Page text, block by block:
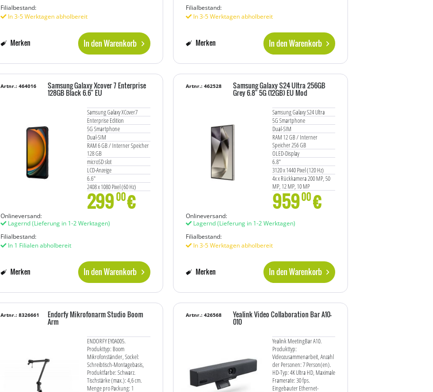
Filialbestand:
In 3-5 Werktagen abholbereit
In den Warenkorb
Merken
Filialbestand:
In 3-5 Werktagen abholbereit
In den Warenkorb
Merken
Samsung Galaxy Xcover 7 Enterprise
128GB Black 6.6" EU
Samsung Galaxy XCover7
Enterprise Edition
5G Smartphone
Dual-SIM
RAM 6 GB / Interner Speicher
128 GB
microSD slot
LCD-Anzeige
6.6"
2408 x 1080 Pixel (60 Hz)
rear camera 50 MP
front camera 5 MP
Schwarz
Artnr.: 464016
29900€
Onlineversand:
Lagernd(Lieferung in 1-2 Werktagen)
Filialbestand:
In 1 Filialen abholbereit
In den Warenkorb
Merken
Samsung Galaxy S24 Ultra 256GB
Grey 6.8" 5G (12GB) EU Mod
Samsung Galaxy S24 Ultra
5G Smartphone
Dual-SIM
RAM 12 GB / Interner
Speicher 256 GB
OLED-Display
6.8"
3120 x 1440 Pixel (120 Hz)
4x x Rückkamera 200 MP, 50
MP, 12 MP, 10 MP
front camera 12 MP
Titanium Gray
Artnr.: 462528
95900€
Onlineversand:
Lagernd(Lieferung in 1-2 Werktagen)
Filialbestand:
In 3-5 Werktagen abholbereit
In den Warenkorb
Merken
Endorfy Mikrofonarm Studio Boom
Arm
ENDORFY EY0A005.
Produkttyp: Boom
Mikrofonständer, Sockel:
Schreibtisch-Montagebasis,
Produktfarbe: Schwarz.
Tischstärke (max.): 4,6 cm.
Menge pro Packung: 1
Artnr.: 8326661 Yealink Video Collaboration Bar A10-
010
Yealink MeetingBar A10.
Produkttyp:
Videozusammenarbeit, Anzahl
der Personen: 7 Person(en).
HD-Typ: 4K Ultra HD, Maximale
Framerate: 30 fps.
Eingebauter Ethernet-
Artnr.: 426568